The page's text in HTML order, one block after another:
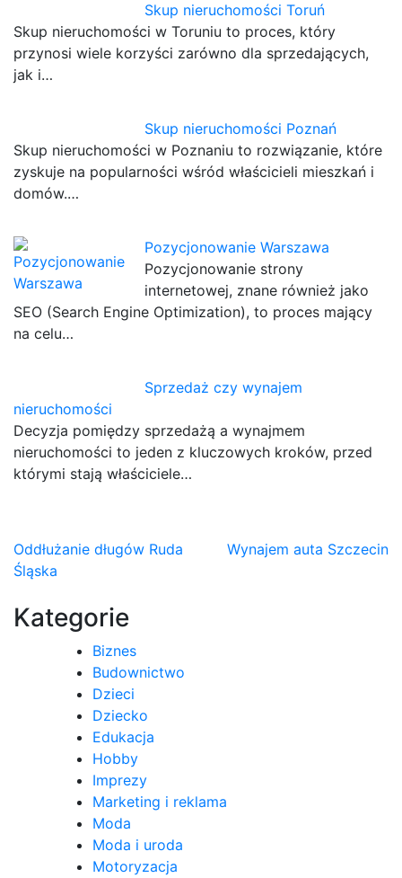
Skup nieruchomości Toruń
Skup nieruchomości w Toruniu to proces, który
przynosi wiele korzyści zarówno dla sprzedających,
jak i…
Skup nieruchomości Poznań
Skup nieruchomości w Poznaniu to rozwiązanie, które
zyskuje na popularności wśród właścicieli mieszkań i
domów.…
Pozycjonowanie Warszawa
Pozycjonowanie strony
internetowej, znane również jako
SEO (Search Engine Optimization), to proces mający
na celu…
Sprzedaż czy wynajem
nieruchomości
Decyzja pomiędzy sprzedażą a wynajmem
nieruchomości to jeden z kluczowych kroków, przed
którymi stają właściciele…
Nawigacja
wpisu
Oddłużanie długów Ruda
Śląska
Wynajem auta Szczecin
Kategorie
Biznes
Budownictwo
Dzieci
Dziecko
Edukacja
Hobby
Imprezy
Marketing i reklama
Moda
Moda i uroda
Motoryzacja